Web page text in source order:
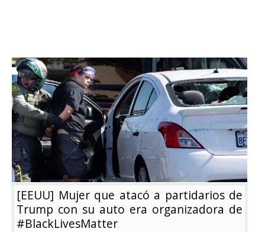
[EEUU] Mujer que atacó a partidarios de
Trump con su auto era organizadora de
#BlackLivesMatter